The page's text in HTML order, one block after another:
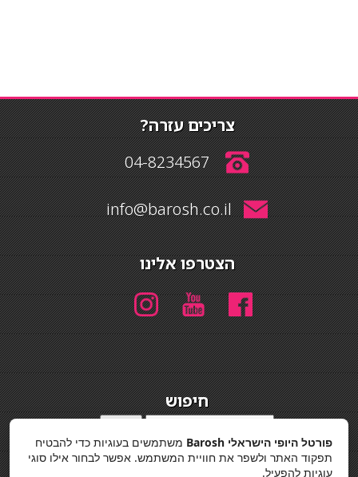
צריכים עזרה?
04-8234567
info@barosh.co.il
הצטרפו אלינו
חיפוש
מדיניות פרטיות
פורטל היופי הישראלי Barosh
משתמשים בעוגיות כדי להבטיח
תפקוד האתר ולשפר את חוויית המשתמש. אפשר לבחור אילו סוגי
עוגיות להפעיל.